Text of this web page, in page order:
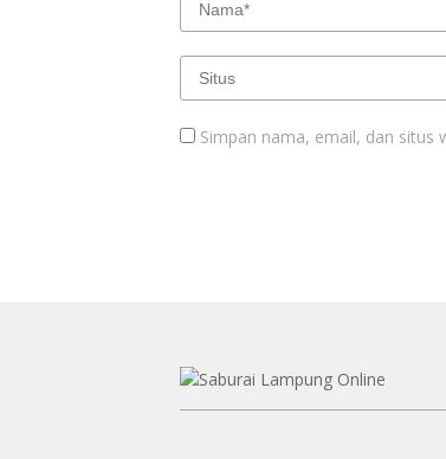
Simpan nama, email, dan situs